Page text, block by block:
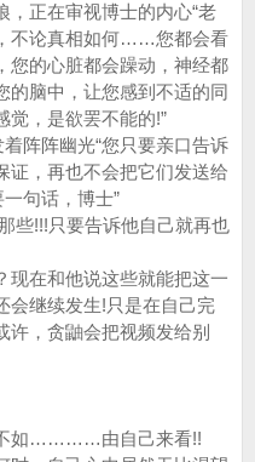
，正在审视博士的内心“老
不论真相如何……您都会看
您的心脏都会躁动，神经都
的脑中，让您感到不适的同
觉，是欲罢不能的!”
阵阵幽光“您只要亲口告诉
证，再也不会把它们发送给
句话，博士”
!!!只要告诉他自己就再也
在和他说这些就能把这一
继续发生!只是在自己完
贪鼬会把视频发给别
…………由自己来看!!